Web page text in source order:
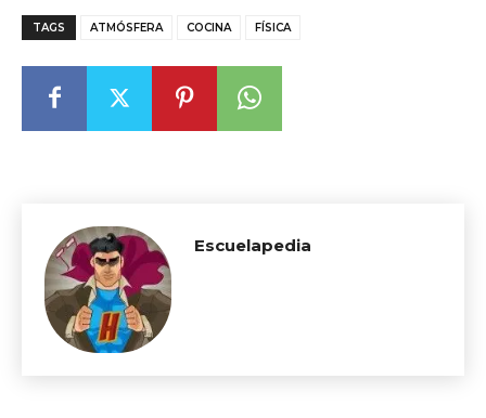
TAGS ATMÓSFERA COCINA FÍSICA
Escuelapedia